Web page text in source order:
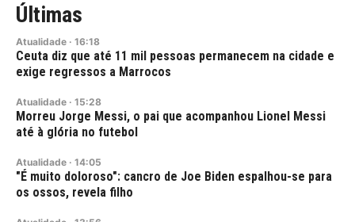
Últimas
Atualidade · 16:18
Ceuta diz que até 11 mil pessoas permanecem na cidade e
exige regressos a Marrocos
Atualidade · 15:28
Morreu Jorge Messi, o pai que acompanhou Lionel Messi
até à glória no futebol
Atualidade · 14:05
"É muito doloroso": cancro de Joe Biden espalhou-se para
os ossos, revela filho